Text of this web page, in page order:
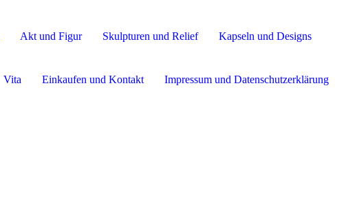
Akt und Figur Skulpturen und Relief Kapseln und Designs
Vita Einkaufen und Kontakt Impressum und Datenschutzerklärung